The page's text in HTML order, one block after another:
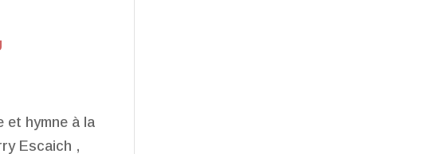
et hymne à la
Escaich ,